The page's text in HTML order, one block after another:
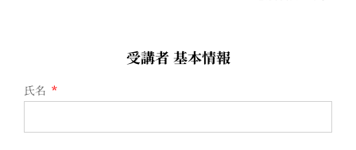
受講者 基本情報
氏名 *